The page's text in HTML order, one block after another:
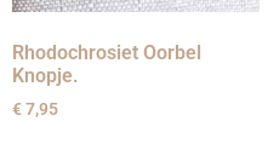
Rhodochrosiet Oorbel
Knopje.
€7,95